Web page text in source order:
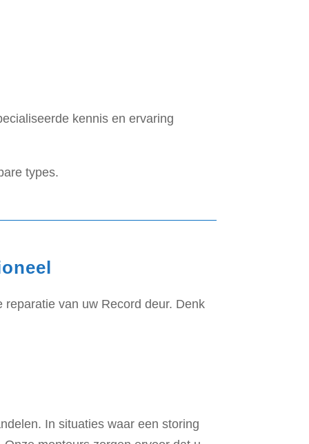
kennis en ervaring
types.
van uw Record deur. Denk
In situaties waar een storing